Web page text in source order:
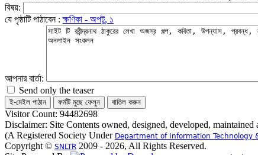
বিষয়:
যে পৃষ্ঠাটি পাঠাবেন :ক্ষণিকা - অপটু, ১
আপনার বার্তা:
Send only the teaser
Visitor Count: 94482698
Disclaimer: Site Contents owned, designed, developed, maintained
(A Registered Society Under Department of Information Technology
Copyright © SNLTR 2009 - 2026, All Rights Reserved.